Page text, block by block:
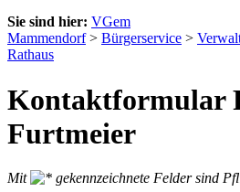
Sie sind hier: VGem
Mammendorf> Bürgerservice >
Rathaus
Kontaktformular
Furtmeier
Mit
gekennzeichnete Felder sind